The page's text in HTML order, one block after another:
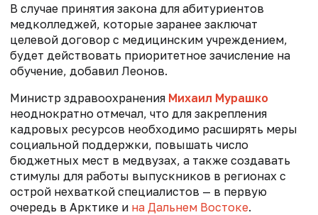
В случае принятия закона для абитуриентов
медколледжей, которые заранее заключат
целевой договор с медицинским учреждением,
будет действовать приоритетное зачисление на
обучение, добавил Леонов.
Министр здравоохранения Михаил Мурашко
неоднократно отмечал, что для закрепления
кадровых ресурсов необходимо расширять меры
социальной поддержки, повышать число
бюджетных мест в медвузах, а также создавать
стимулы для работы выпускников в регионах с
острой нехваткой специалистов — в первую
очередь в Арктике и на Дальнем Востоке.